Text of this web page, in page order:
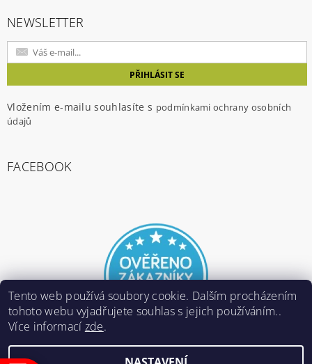
NEWSLETTER
Vložením e-mailu souhlasíte s podmínkami ochrany osobních
údajů
FACEBOOK
Tento web používá soubory cookie. Dalším procházením
tohoto webu vyjadřujete souhlas s jejich používáním..
Více informací zde.